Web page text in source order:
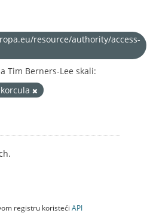
resource/authority/access-
Tim Berners-Lee skali:
registru koristeći API